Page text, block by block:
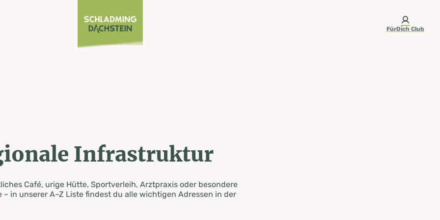
FürDich Club
Infrastruktur
Café, urige Hütte, Sportverleih, Arztpraxis oder besondere
– in unserer A–Z Liste findest du alle wichtigen Adressen in der